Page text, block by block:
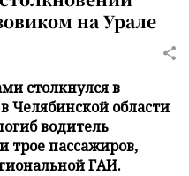
на Урале
столкнулся в
Челябинской области
водитель
трое пассажиров,
ГАИ.